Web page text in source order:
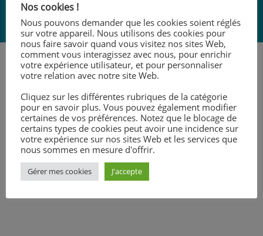
'
Nos cookies !
Nous pouvons demander que les cookies soient réglés
sur votre appareil. Nous utilisons des cookies pour
nous faire savoir quand vous visitez nos sites Web,
comment vous interagissez avec nous, pour enrichir
votre expérience utilisateur, et pour personnaliser
votre relation avec notre site Web.
Cliquez sur les différentes rubriques de la catégorie
pour en savoir plus. Vous pouvez également modifier
certaines de vos préférences. Notez que le blocage de
certains types de cookies peut avoir une incidence sur
votre expérience sur nos sites Web et les services que
nous sommes en mesure d'offrir.
Gérer mes cookies J'accepte